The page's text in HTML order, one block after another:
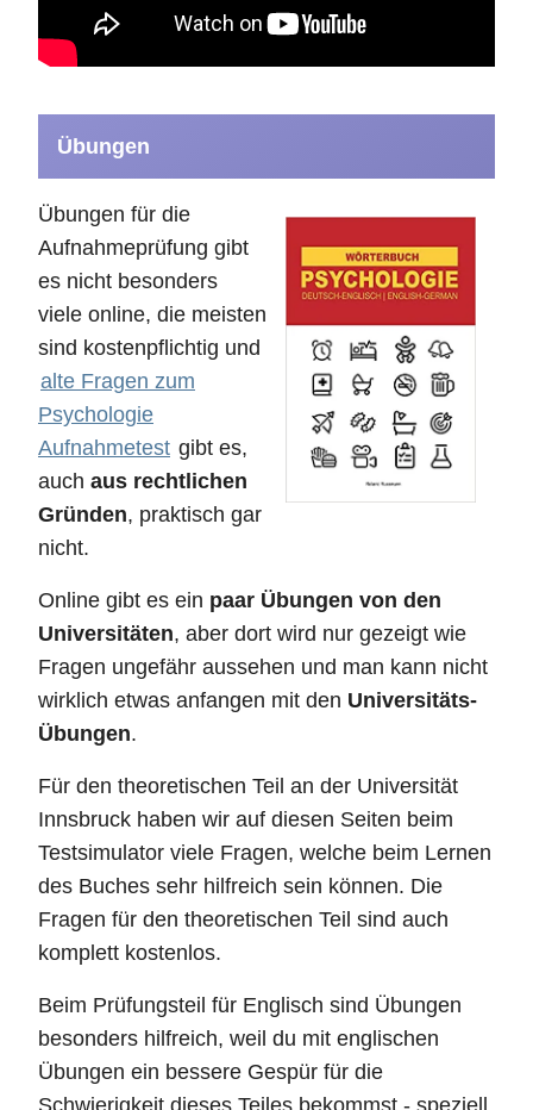
Übungen
Übungen für die
Aufnahmeprüfung gibt
es nicht besonders
viele online, die meisten
sind kostenpflichtig und
alte Fragen zum
Psychologie
Aufnahmetest gibt es,
auch aus rechtlichen
Gründen, praktisch gar
nicht.
Online gibt es ein paar Übungen von den
Universitäten, aber dort wird nur gezeigt wie
Fragen ungefähr aussehen und man kann nicht
wirklich etwas anfangen mit den Universitäts-
Übungen.
Für den theoretischen Teil an der Universität
Innsbruck haben wir auf diesen Seiten beim
Testsimulator viele Fragen, welche beim Lernen
des Buches sehr hilfreich sein können. Die
Fragen für den theoretischen Teil sind auch
komplett kostenlos.
Beim Prüfungsteil für Englisch sind Übungen
besonders hilfreich, weil du mit englischen
Übungen ein bessere Gespür für die